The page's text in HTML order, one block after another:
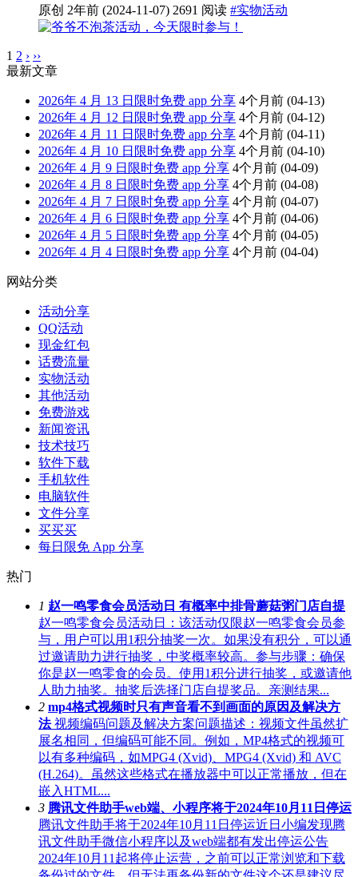
原创 2年前 (2024-11-07) 2691 阅读 #实物活动
1 2 › ››
最新文章
2026年 4 月 13 日限时免费 app 分享 4个月前 (04-13)
2026年 4 月 12 日限时免费 app 分享 4个月前 (04-12)
2026年 4 月 11 日限时免费 app 分享 4个月前 (04-11)
2026年 4 月 10 日限时免费 app 分享 4个月前 (04-10)
2026年 4 月 9 日限时免费 app 分享 4个月前 (04-09)
2026年 4 月 8 日限时免费 app 分享 4个月前 (04-08)
2026年 4 月 7 日限时免费 app 分享 4个月前 (04-07)
2026年 4 月 6 日限时免费 app 分享 4个月前 (04-06)
2026年 4 月 5 日限时免费 app 分享 4个月前 (04-05)
2026年 4 月 4 日限时免费 app 分享 4个月前 (04-04)
网站分类
活动分享
QQ活动
现金红包
话费流量
实物活动
其他活动
免费游戏
新闻资讯
技术技巧
软件下载
手机软件
电脑软件
文件分享
买买买
每日限免 App 分享
热门
1 赵一鸣零食会员活动日 有概率中排骨蘑菇粥门店自提
赵一鸣零食会员活动日：该活动仅限赵一鸣零食会员参
与，用户可以用1积分抽奖一次。如果没有积分，可以通
过邀请助力进行抽奖，中奖概率较高。参与步骤：确保
你是赵一鸣零食的会员。使用1积分进行抽奖，或邀请他
人助力抽奖。抽奖后选择门店自提奖品。亲测结果...
2 mp4格式视频时只有声音看不到画面的原因及解决方
法视频编码问题及解决方案问题描述：视频文件虽然扩
展名相同，但编码可能不同。例如，MP4格式的视频可
以有多种编码，如MPG4 (Xvid)、MPG4 (Xvid) 和 AVC
(H.264)。虽然这些格式在播放器中可以正常播放，但在
嵌入HTML...
3 腾讯文件助手web端、小程序将于2024年10月11日停运
腾讯文件助手将于2024年10月11日停运近日小编发现腾
讯文件助手微信小程序以及web端都有发出停运公告
2024年10月11起将停止运营，之前可以正常浏览和下载